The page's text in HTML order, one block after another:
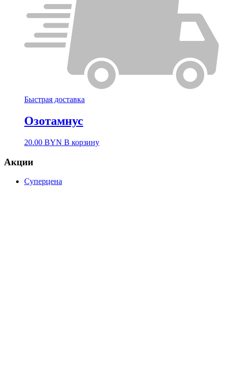
Быстрая доставка
Озотамнус
20.00 BYN В корзину
Акции
Суперцена